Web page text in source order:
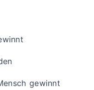
gewinnt